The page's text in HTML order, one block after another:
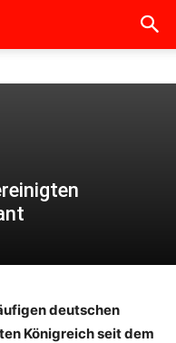
deutschen
Königreich seit dem